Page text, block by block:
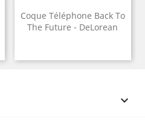
Coque Téléphone Back To
The Future - DeLorean
